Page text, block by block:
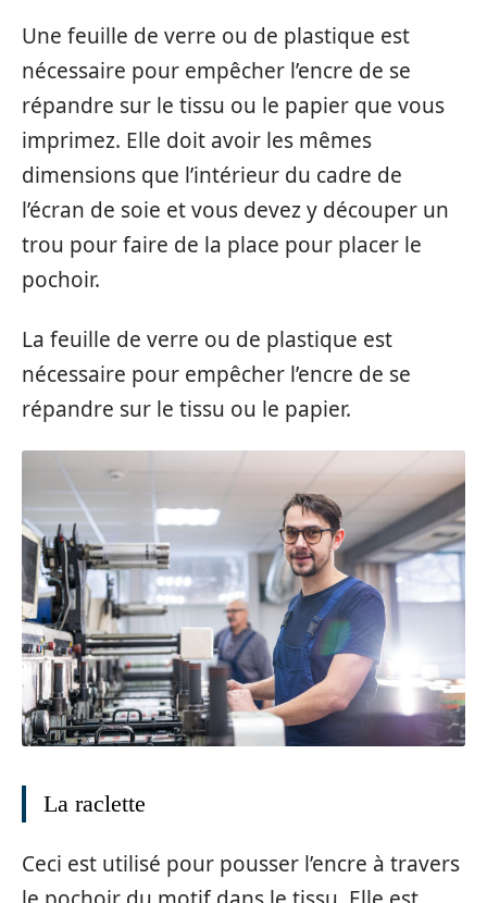
Une feuille de verre ou de plastique est
nécessaire pour empêcher l’encre de se
répandre sur le tissu ou le papier que vous
imprimez. Elle doit avoir les mêmes
dimensions que l’intérieur du cadre de
l’écran de soie et vous devez y découper un
trou pour faire de la place pour placer le
pochoir.
La feuille de verre ou de plastique est
nécessaire pour empêcher l’encre de se
répandre sur le tissu ou le papier.
La raclette
Ceci est utilisé pour pousser l’encre à travers